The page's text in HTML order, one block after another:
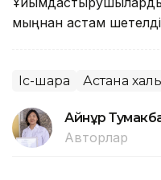
мыңнан астам
Іс-шара Астана
Айнұр
Авторлар